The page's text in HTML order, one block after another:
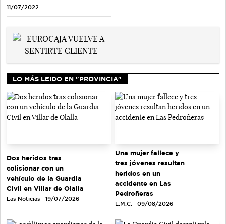
11/07/2022
LO MÁS LEIDO EN "PROVINCIA"
Dos heridos tras
colisionar con un
vehículo de la Guardia
Civil en Villar de Olalla
Las Noticias - 19/07/2026
Una mujer fallece y
tres jóvenes resultan
heridos en un
accidente en Las
Pedroñeras
E.M.C. - 09/08/2026